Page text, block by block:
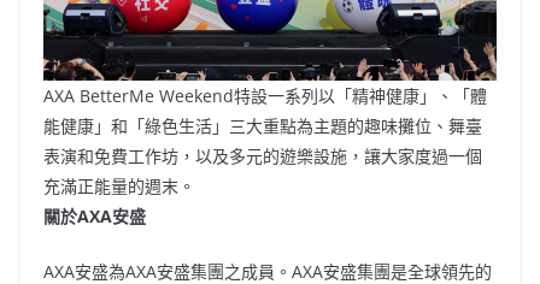
AXA BetterMe Weekend特設一系列以「精神健康」、「體
能健康」和「綠色生活」三大重點為主題的趣味攤位、舞臺
表演和免費工作坊，以及多元的遊樂設施，讓大家度過一個
充滿正能量的週末。
關於AXA安盛
AXA安盛為AXA安盛集團之成員。AXA安盛集團是全球領先的